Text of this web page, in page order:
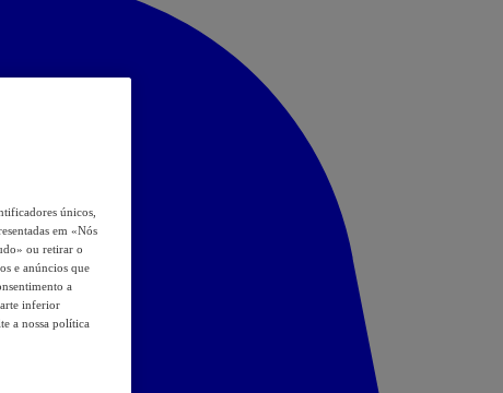
únicos,
em «Nós
ou retirar o
e anúncios que
a
inferior
a nossa política